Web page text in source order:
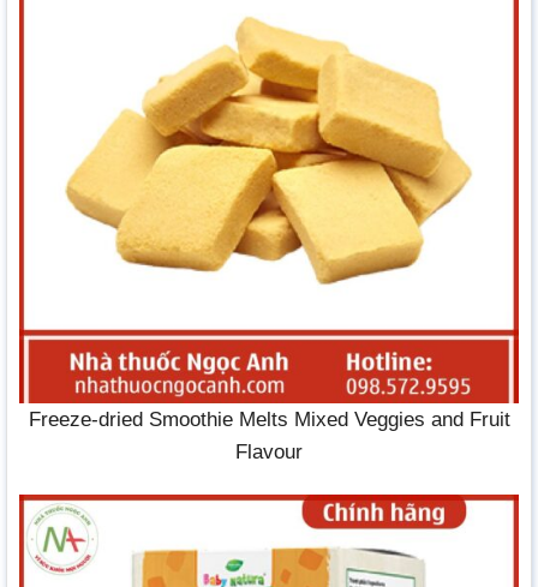
Freeze-dried Smoothie Melts Mixed Veggies and Fruit
Flavour